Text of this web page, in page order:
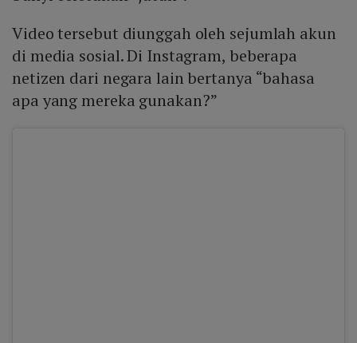
Video tersebut diunggah oleh sejumlah akun
di media sosial. Di Instagram, beberapa
netizen dari negara lain bertanya “bahasa
apa yang mereka gunakan?”